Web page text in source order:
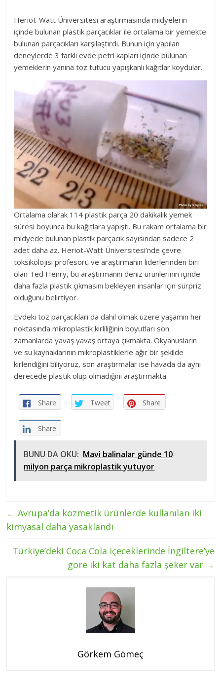
Heriot-Watt Üniversitesi araştırmasında midyelerin
içinde bulunan plastik parçacıklar ile ortalama bir yemekte
bulunan parçacıkları karşılaştırdı. Bunun için yapılan
deneylerde 3 farklı evde petri kapları içinde bulunan
yemeklerin yanına toz tutucu yapışkanlı kağıtlar koydular.
Ortalama olarak 114 plastik parça 20 dakikalık yemek
süresi boyunca bu kağıtlara yapıştı. Bu rakam ortalama bir
midyede bulunan plastik parçacık sayısından sadece 2
adet daha az. Heriot-Watt Üniversitesi’nde çevre
toksikolojisi profesörü ve araştırmanın liderlerinden biri
olan Ted Henry, bu araştırmanın deniz ürünlerinin içinde
daha fazla plastik çıkmasını bekleyen insanlar için sürpriz
olduğunu belirtiyor.
Evdeki toz parçacıkları da dahil olmak üzere yaşamın her
noktasında mikroplastik kirliliğinin boyutları son
zamanlarda yavaş yavaş ortaya çıkmakta. Okyanusların
ve su kaynaklarının mikroplastiklerle ağır bir şekilde
kirlendiğini biliyoruz, son araştırmalar ise havada da aynı
derecede plastik olup olmadığını araştırmakta.
Share Tweet Share
Share
BUNU DA OKU: Mavi balinalar günde 10
milyon parça mikroplastik yutuyor
← Avrupa’da kozmetik ürünlerde kullanılan iki
kimyasal daha yasaklandı
Türkiye’deki Coca Cola içeceklerinde İngiltere’ye
göre iki kat daha fazla şeker var →
Görkem Gömeç